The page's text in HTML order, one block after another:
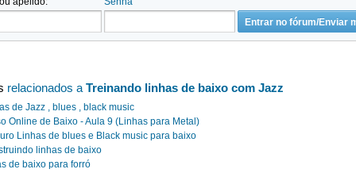
relacionados a Treinando linhas de baixo com Jazz
de Jazz , blues , black music
Online de Baixo - Aula 9 (Linhas para Metal)
Linhas de blues e Black music para baixo
linhas de baixo
de baixo para forró